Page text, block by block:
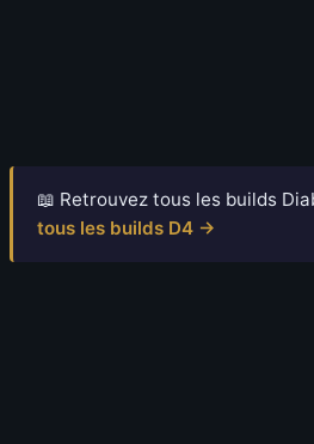
📖 Retrouvez tous les builds
tous les builds D4 →